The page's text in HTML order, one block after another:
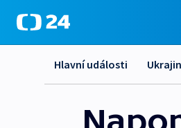
Hlavní události